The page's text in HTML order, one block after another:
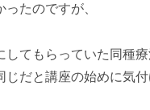
たのですが、
してもらっていた同種
じだと講座の始めに気付